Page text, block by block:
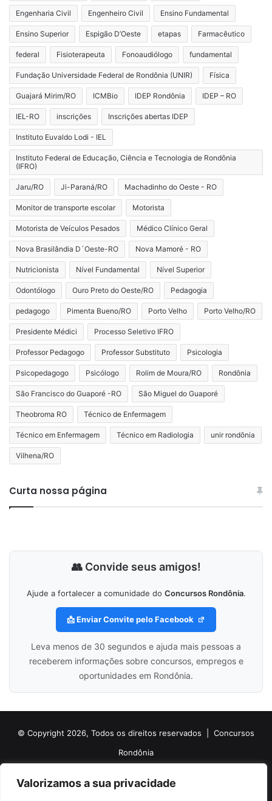
Valorizamos a sua privacidade
Engenharia Civil Engenheiro Civil Ensino Fundamental
Ensino Superior Espigão D’Oeste etapas Farmacêutico
federal Fisioterapeuta Fonoaudiólogo fundamental
Fundação Universidade Federal de Rondônia (UNIR) Física
Guajará Mirim/RO ICMBio IDEP Rondônia IDEP – RO
IEL-RO inscrições Inscrições abertas IDEP
Instituto Euvaldo Lodi - IEL
Instituto Federal de Educação, Ciência e Tecnologia de Rondônia
(IFRO)
Jaru/RO Ji-Paraná/RO Machadinho do Oeste - RO
Monitor de transporte escolar Motorista
Motorista de Veículos Pesados Médico Clínico Geral
Nova Brasilândia D´Oeste-RO Nova Mamoré - RO
Nutricionista Nível Fundamental Nível Superior
Odontólogo Ouro Preto do Oeste/RO Pedagogia
pedagogo Pimenta Bueno/RO Porto Velho Porto Velho/RO
Presidente Médici Processo Seletivo IFRO
Professor Pedagogo Professor Substituto Psicologia
Psicopedagogo Psicólogo Rolim de Moura/RO Rondônia
São Francisco do Guaporé -RO São Miguel do Guaporé
Theobroma RO Técnico de Enfermagem
Técnico em Enfermagem Técnico em Radiologia unir rondônia
Vilhena/RO
Curta nossa página
👥 Convide seus amigos!
Ajude a fortalecer a comunidade do Concursos Rondônia.
📩 Enviar Convite pelo Facebook
Leva menos de 30 segundos e ajuda mais pessoas a
receberem informações sobre concursos, empregos e
oportunidades em Rondônia.
© Copyright 2026, Todos os direitos reservados | Concursos
Rondônia
Sobre o Concursos Rondônia